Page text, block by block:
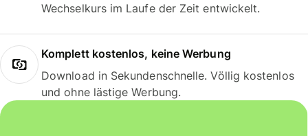
Wechselkurs im Laufe der Zeit entwickelt.
Komplett kostenlos, keine Werbung
Download in Sekundenschnelle. Völlig kostenlos
und ohne lästige Werbung.